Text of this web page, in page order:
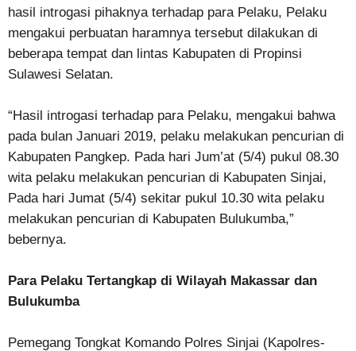
hasil introgasi pihaknya terhadap para Pelaku, Pelaku
mengakui perbuatan haramnya tersebut dilakukan di
beberapa tempat dan lintas Kabupaten di Propinsi
Sulawesi Selatan.
“Hasil introgasi terhadap para Pelaku, mengakui bahwa
pada bulan Januari 2019, pelaku melakukan pencurian di
Kabupaten Pangkep. Pada hari Jum’at (5/4) pukul 08.30
wita pelaku melakukan pencurian di Kabupaten Sinjai,
Pada hari Jumat (5/4) sekitar pukul 10.30 wita pelaku
melakukan pencurian di Kabupaten Bulukumba,”
bebernya.
Para Pelaku Tertangkap di Wilayah Makassar dan
Bulukumba
Pemegang Tongkat Komando Polres Sinjai (Kapolres-